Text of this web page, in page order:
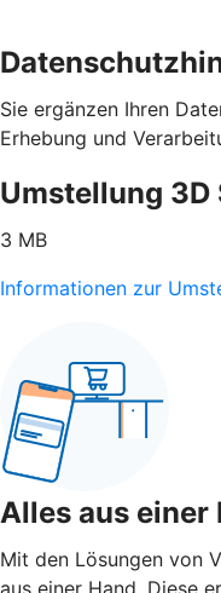
Sie ergänzen Ihren
Erhebung und
Umstellung 3D
3 MB
Informationen zur
Alles aus einer
Mit den Lösungen von
aus einer Hand. Diese